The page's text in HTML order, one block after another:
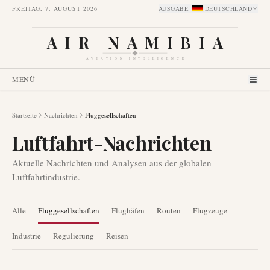
FREITAG, 7. AUGUST 2026 AUSGABE: DEUTSCHLAND
AIR NAMIBIA
AVIATION INTELLIGENCE
MENÜ
Startseite Nachrichten Fluggesellschaften
Luftfahrt-Nachrichten
Aktuelle Nachrichten und Analysen aus der globalen
Luftfahrtindustrie.
Alle Fluggesellschaften Flughäfen Routen Flugzeuge
Industrie Regulierung Reisen